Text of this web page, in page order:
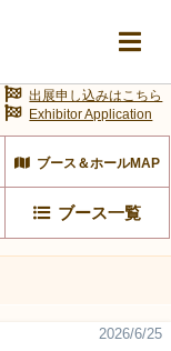
ブース＆ホールMAP
ブース一覧
出展申し込みはこちら
Exhibitor Application
2026/6/25